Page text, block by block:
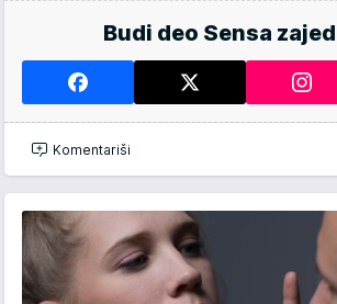
Budi deo Sensa
Komentariši